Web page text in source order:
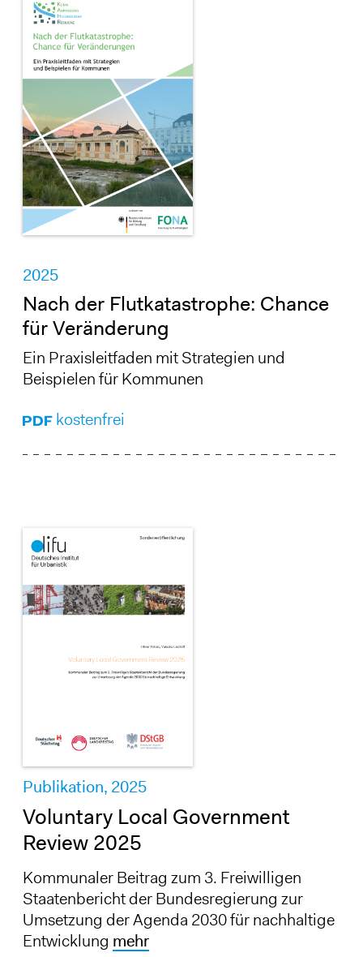
2025
Nach der Flutkatastrophe: Chance
für Veränderung
Ein Praxisleitfaden mit Strategien und
Beispielen für Kommunen
kostenfrei
Publikation, 2025
Voluntary Local Government
Review 2025
Kommunaler Beitrag zum 3. Freiwilligen
Staatenbericht der Bundesregierung zur
Umsetzung der Agenda 2030 für nachhaltige
Entwicklung mehr